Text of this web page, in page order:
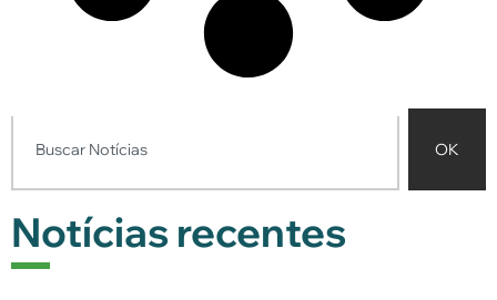
OK
Notícias recentes